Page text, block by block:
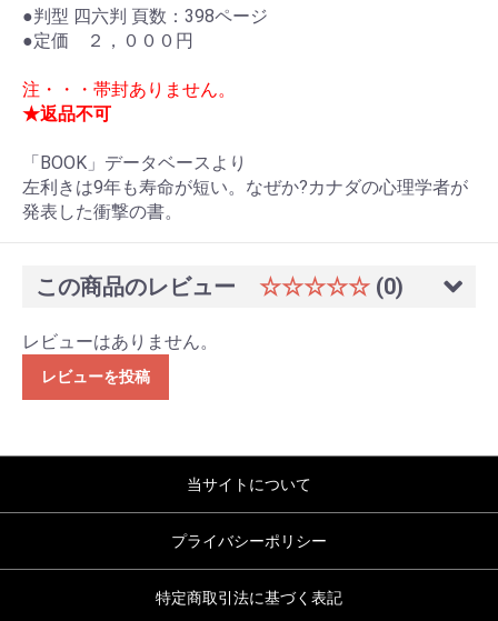
●判型 四六判 頁数：398ページ
●定価 ２，０００円
注・・・帯封ありません。
★返品不可
「BOOK」データベースより
左利きは9年も寿命が短い。なぜか?カナダの心理学者が
発表した衝撃の書。
この商品のレビュー ☆☆☆☆☆ (0)
レビューはありません。
レビューを投稿
当サイトについて
プライバシーポリシー
特定商取引法に基づく表記